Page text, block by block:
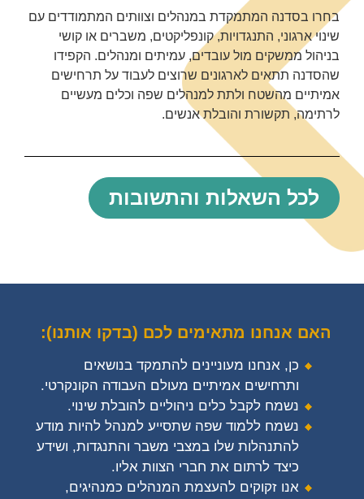
בחרו בסדנה המתמקדת במנהלים וצוותים המתמודדים עם
שינוי ארגוני, התנגדויות, קונפליקטים, משברים או קושי
בניהול ממשקים מול עובדים, עמיתים ומנהלים. הקפידו
שהסדנה תתאים לארגונים שרוצים לעבוד על תרחישים
אמיתיים מהשטח ולתת למנהלים שפה וכלים מעשיים
לרתימה, תקשורת והובלת אנשים.
לכל השאלות והתשובות
האם אנחנו מתאימים לכם (בדקו אותנו):
כן, אנחנו מעוניינים להתמקד בנושאים
ותרחישים אמיתיים מעולם העבודה הקונקרטי.
נשמח לקבל כלים ניהוליים להובלת שינוי.
נשמח ללמוד שפה שתסייע למנהל להיות מודע
להתנהלות שלו במצבי משבר והתנגדות, ושידע
כיצד לרתום את חברי הצוות אליו.
אנו זקוקים להעצמת המנהלים כמנהיגים,